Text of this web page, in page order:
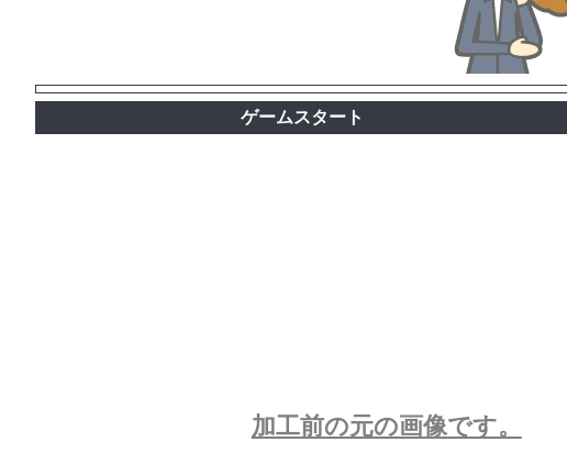
ゲームスタート
加工前の元の画像です。